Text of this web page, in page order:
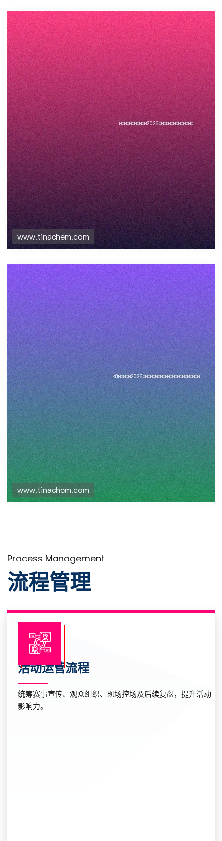
Process Management
流程管理
活动运营流程
统筹赛事宣传、观众组织、现场控场及后续复盘，提升活动
影响力。